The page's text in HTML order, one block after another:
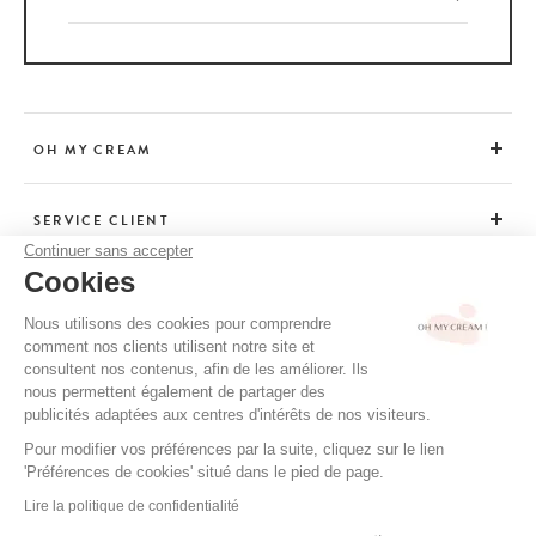
Continuer sans accepter
Cookies
Nous utilisons des cookies pour comprendre
comment nos clients utilisent notre site et
consultent nos contenus, afin de les améliorer. Ils
nous permettent également de partager des
publicités adaptées aux centres d'intérêts de nos visiteurs.
Pour modifier vos préférences par la suite, cliquez sur le lien
'Préférences de cookies' situé dans le pied de page.
Lire la politique de confidentialité
correctement appliquée et absorbée par la peau. L’astuce infaillible ?
Toujours l’utiliser au sortir de la douche : l’humidité et la chaleur
faciliteront grandement son absorption.
OH MY CREAM
SERVICE CLIENT
CONSEILS
CGV / CGU
MENTIONS LÉGALES
POLITIQUE DE CONFIDENTIALITÉ
CRÉDITS